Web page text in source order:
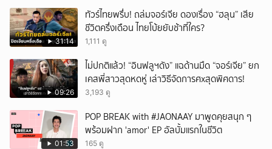
31:14
ทัวร์ไทยพรึ่บ! ถล่มจอร์เจีย ดองเรื่อง “ฮลุน” เสีย
ชีวิตครึ่งเดือน ไทยโบ้ยยับช้าที่ใคร?
1,111 ดู
09:26
ไม่ปกติแล้ว! “อินฟลูฯดัง” แฉด้านมืด “จอร์เจีย” ยก
เคสพี่สาวสุดหดหู่ เล่าวิธีจัดการศxสุดพิศดาร!
3,193 ดู
01:53
POP BREAK with #JAONAAY มาพูดคุยสนุก ๆ
พร้อมฝาก 'amor' EP อัลบั้มแรกในชีวิต
165 ดู
ยกเลิก